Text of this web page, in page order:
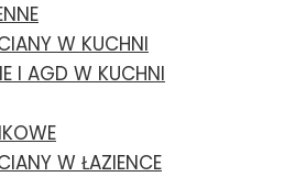
W KUCHNI
I AGD W KUCHNI
W ŁAZIENCE